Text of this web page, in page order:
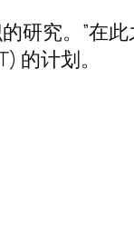
研究。”在
的计划。